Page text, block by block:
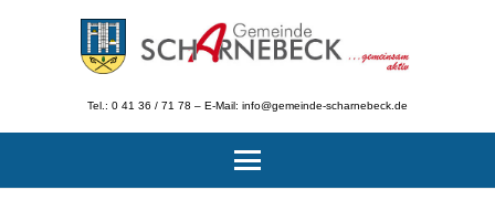
Tel.: 0 41 36 / 71 78 – E-Mail: info@gemeinde-scharnebeck.de